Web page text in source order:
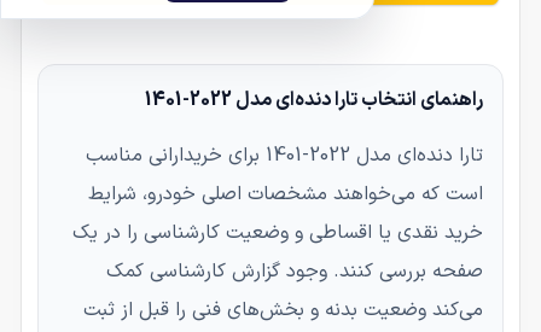
راهنمای انتخاب تارا دنده‌ای مدل 2022-1401
تارا دنده‌ای مدل 2022-1401 برای خریدارانی مناسب
است که می‌خواهند مشخصات اصلی خودرو، شرایط
خرید نقدی یا اقساطی و وضعیت کارشناسی را در یک
صفحه بررسی کنند. وجود گزارش کارشناسی کمک
می‌کند وضعیت بدنه و بخش‌های فنی را قبل از ثبت